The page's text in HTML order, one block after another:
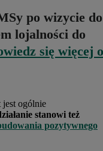
po wizycie do
lojalności do
się więcej o
jest ogólnie
stanowi też
pozytywnego